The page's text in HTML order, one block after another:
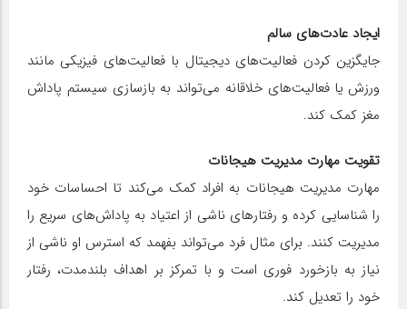
ایجاد عادت‌های سالم
جایگزین کردن فعالیت‌های دیجیتال با فعالیت‌های فیزیکی مانند
ورزش یا فعالیت‌های خلاقانه می‌تواند به بازسازی سیستم پاداش
مغز کمک کند.
تقویت مهارت مدیریت هیجانات
مهارت مدیریت هیجانات به افراد کمک می‌کند تا احساسات خود
را شناسایی کرده و رفتارهای ناشی از اعتیاد به پاداش‌های سریع را
مدیریت کنند. برای مثال فرد می‌تواند بفهمد که استرس او ناشی از
نیاز به بازخورد فوری است و با تمرکز بر اهداف بلندمدت، رفتار
خود را تعدیل کند.